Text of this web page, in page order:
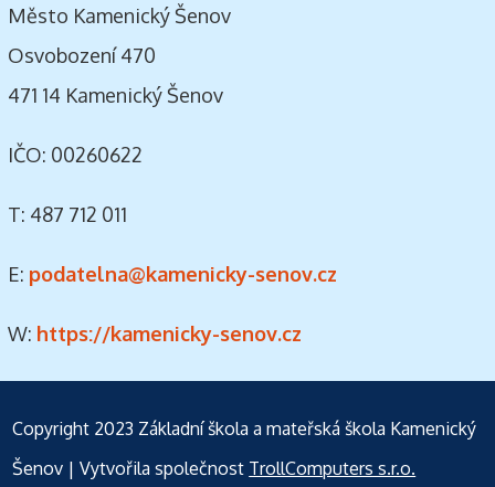
Město Kamenický Šenov
Osvobození 470
471 14 Kamenický Šenov
IČO: 00260622
T: 487 712 011
E: podatelna@kamenicky-senov.cz
W: https://kamenicky-senov.cz
Copyright 2023 Základní škola a mateřská škola Kamenický
Šenov | Vytvořila společnost TrollComputers s.r.o.